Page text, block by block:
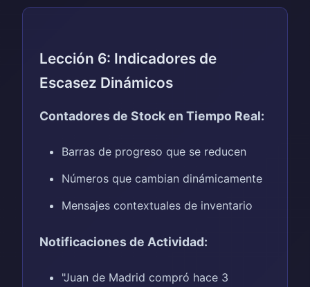
Lección 6: Indicadores de
Escasez Dinámicos
Contadores de Stock en Tiempo Real:
Barras de progreso que se reducen
Números que cambian dinámicamente
Mensajes contextuales de inventario
Notificaciones de Actividad:
"Juan de Madrid compró hace 3